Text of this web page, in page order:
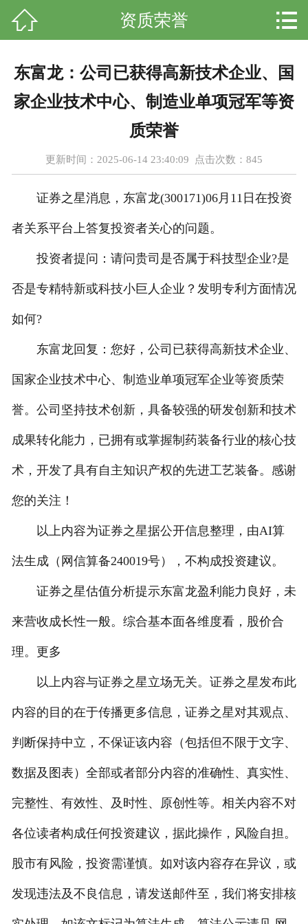
资质荣誉
人才招聘
科普知识
 资质荣誉 
东富龙：公司已获得高新技术企业、国
家企业技术中心、制造业单项冠军等资
质荣誉
更新时间：2025-06-14 23:40:09 点击次数： 845
证券之星消息，东富龙(300171)06月11日在投资
者关系平台上答复投资者关心的问题。
投资者提问：请问贵司是否属于科技型企业?是
否是专精特新或科技小巨人企业？发明专利方面情况
如何?
东富龙回复：您好，公司已获得高新技术企业、
国家企业技术中心、制造业单项冠军企业等资质荣
誉。公司坚持技术创新，具备较强的研发创新和技术
成果转化能力，已拥有或掌握制药装备行业的核心技
术，开发了具有自主知识产权的先进工艺装备。感谢
您的关注！
以上内容为证券之星据公开信息整理，由AI算
法生成（网信算备240019号），不构成投资建议。
证券之星估值分析提示东富龙盈利能力良好，未
来营收成长性一般。综合基本面各维度看，股价合
理。更多
以上内容与证券之星立场无关。证券之星发布此
内容的目的在于传播更多信息，证券之星对其观点、
判断保持中立，不保证该内容（包括但不限于文字、
数据及图表）全部或者部分内容的准确性、真实性、
完整性、有效性、及时性、原创性等。相关内容不对
各位读者构成任何投资建议，据此操作，风险自担。
股市有风险，投资需谨慎。如对该内容存在异议，或
发现违法及不良信息，请发送邮件至，我们将安排核